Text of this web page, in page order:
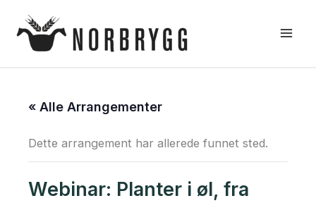
rett
« Alle Arrangementer
Dette arrangement har allerede funnet sted.
Webinar: Planter i øl, fra